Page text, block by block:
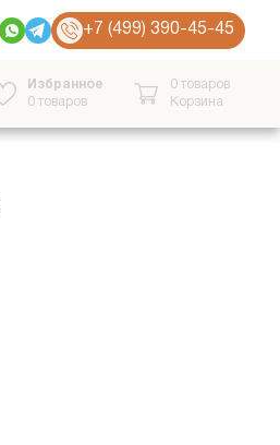
+7 (499) 390-45-45
Избранное
0 товаров
0 товаров
Корзина